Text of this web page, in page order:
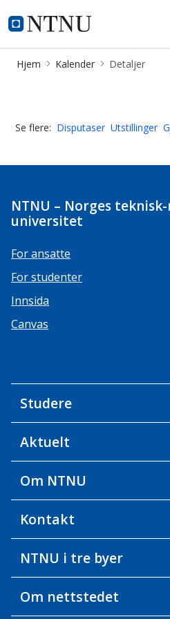
NTNU Hjemmeside
Kalender
Hjem Kalender Detaljer
Se flere: Disputaser Utstillinger
NTNU – Norges
universitet
For ansatte
For studenter
Innsida
Canvas
Studere
Aktuelt
Om NTNU
Kontakt
NTNU i tre byer
Om nettstedet